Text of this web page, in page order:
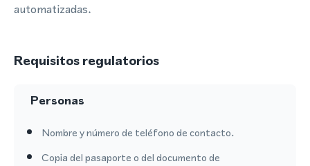
automatizadas.
Requisitos regulatorios
Personas
Nombre y número de teléfono de contacto.
Copia del pasaporte o del documento de